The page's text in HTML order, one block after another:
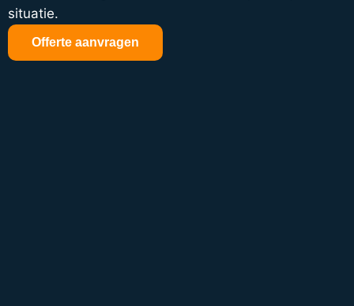
situatie.
Offerte aanvragen